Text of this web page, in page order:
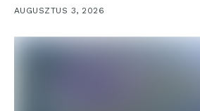
AUGUSZTUS 3, 2026